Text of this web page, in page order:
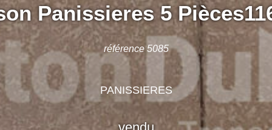
Panissieres 5
référence 5085
PANISSIERES